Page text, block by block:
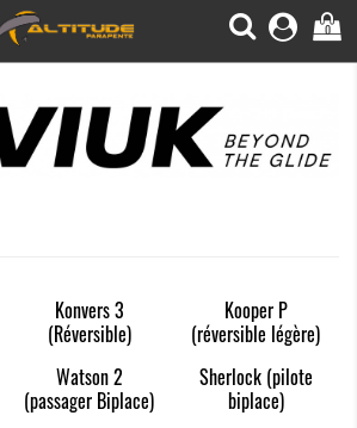
0
Konvers 3
(Réversible)
Kooper P
(réversible légère)
Watson 2
(passager Biplace)
Sherlock (pilote
biplace)